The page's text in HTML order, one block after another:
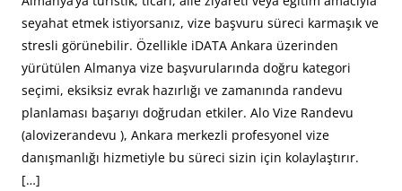
seyahat etmek istiyorsanız, vize başvuru süreci karmaşık ve
stresli görünebilir. Özellikle iDATA Ankara üzerinden
yürütülen Almanya vize başvurularında doğru kategori
seçimi, eksiksiz evrak hazırlığı ve zamanında randevu
planlaması başarıyı doğrudan etkiler. Alo Vize Randevu
(alovizerandevu ), Ankara merkezli profesyonel vize
danışmanlığı hizmetiyle bu süreci sizin için kolaylaştırır.
[…]